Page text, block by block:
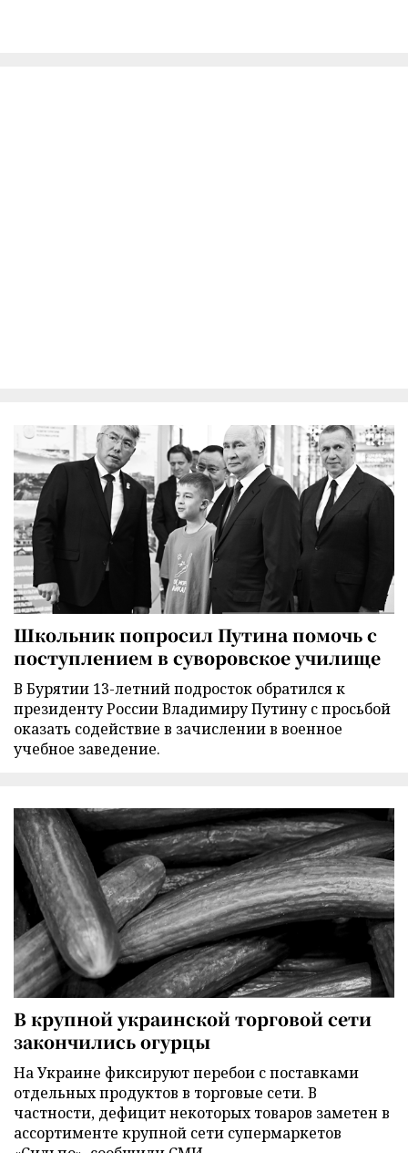
Школьник попросил Путина помочь с
поступлением в суворовское училище
В Бурятии 13-летний подросток обратился к
президенту России Владимиру Путину с просьбой
оказать содействие в зачислении в военное
учебное заведение.
В крупной украинской торговой сети
закончились огурцы
На Украине фиксируют перебои с поставками
отдельных продуктов в торговые сети. В
частности, дефицит некоторых товаров заметен в
ассортименте крупной сети супермаркетов